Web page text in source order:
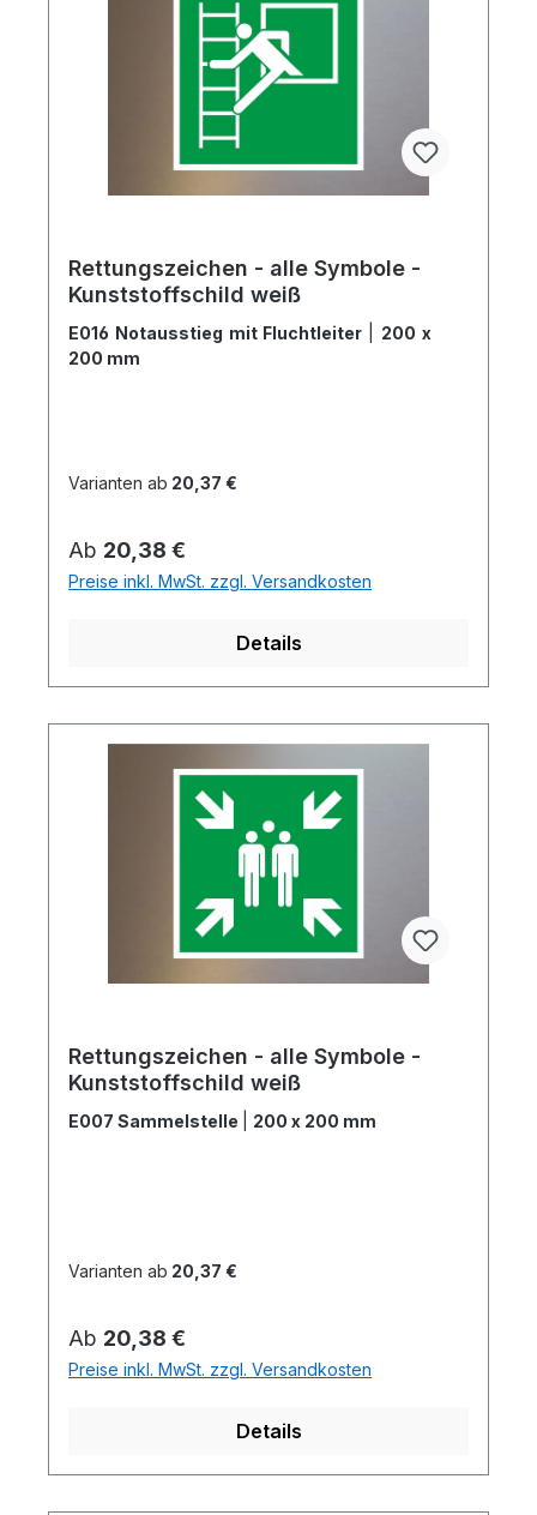
Rettungszeichen - alle Symbole -
Kunststoffschild weiß
E016 Notausstieg mit Fluchtleiter
200 x
200 mm
Varianten ab 20,37 €
Regulärer Preis:
Ab 20,38 €
Preise inkl. MwSt. zzgl. Versandkosten
Details
Rettungszeichen - alle Symbole -
Kunststoffschild weiß
E007 Sammelstelle 200 x 200 mm
Varianten ab 20,37 €
Regulärer Preis:
Ab 20,38 €
Preise inkl. MwSt. zzgl. Versandkosten
Details